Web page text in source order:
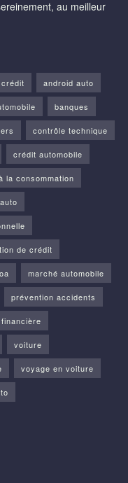
au meilleur
android auto
banques
contrôle technique
crédit automobile
la consommation
de crédit
marché automobile
prévention accidents
voiture
voyage en voiture